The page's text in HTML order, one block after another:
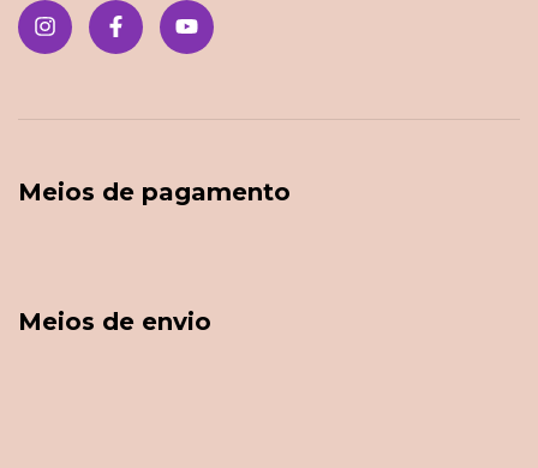
Meios de pagamento
Meios de envio